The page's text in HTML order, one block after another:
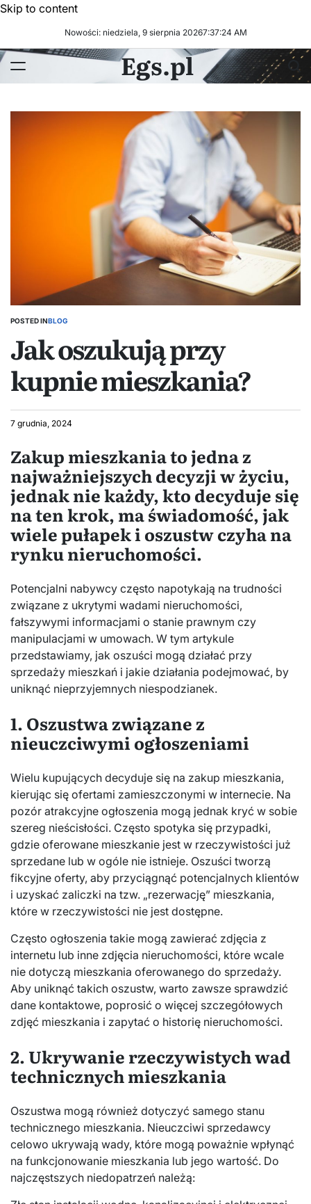
Skip to content
Nowości: niedziela, 9 sierpnia 20267:37:25 AM
Egs.pl
POSTED INBLOG
Jak oszukują przy
kupnie mieszkania?
7 grudnia, 2024
Zakup mieszkania to jedna z
najważniejszych decyzji w życiu,
jednak nie każdy, kto decyduje się
na ten krok, ma świadomość, jak
wiele pułapek i oszustw czyha na
rynku nieruchomości.
Potencjalni nabywcy często napotykają na trudności
związane z ukrytymi wadami nieruchomości,
fałszywymi informacjami o stanie prawnym czy
manipulacjami w umowach. W tym artykule
przedstawiamy, jak oszuści mogą działać przy
sprzedaży mieszkań i jakie działania podejmować, by
uniknąć nieprzyjemnych niespodzianek.
1. Oszustwa związane z
nieuczciwymi ogłoszeniami
Wielu kupujących decyduje się na zakup mieszkania,
kierując się ofertami zamieszczonymi w internecie. Na
pozór atrakcyjne ogłoszenia mogą jednak kryć w sobie
szereg nieścisłości. Często spotyka się przypadki,
gdzie oferowane mieszkanie jest w rzeczywistości już
sprzedane lub w ogóle nie istnieje. Oszuści tworzą
fikcyjne oferty, aby przyciągnąć potencjalnych klientów
i uzyskać zaliczki na tzw. „rezerwację” mieszkania,
które w rzeczywistości nie jest dostępne.
Często ogłoszenia takie mogą zawierać zdjęcia z
internetu lub inne zdjęcia nieruchomości, które wcale
nie dotyczą mieszkania oferowanego do sprzedaży.
Aby uniknąć takich oszustw, warto zawsze sprawdzić
dane kontaktowe, poprosić o więcej szczegółowych
zdjęć mieszkania i zapytać o historię nieruchomości.
2. Ukrywanie rzeczywistych wad
technicznych mieszkania
Oszustwa mogą również dotyczyć samego stanu
technicznego mieszkania. Nieuczciwi sprzedawcy
celowo ukrywają wady, które mogą poważnie wpłynąć
na funkcjonowanie mieszkania lub jego wartość. Do
najczęstszych niedopatrzeń należą: